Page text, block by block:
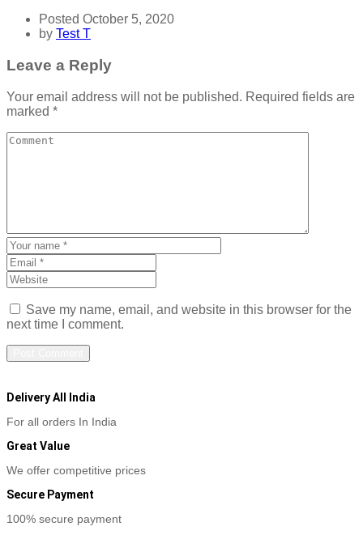
Posted October 5, 2020
by Test T
Leave a Reply
Your email address will not be published. Required fields are
marked *
Save my name, email, and website in this browser for the
next time I comment.
Delivery All India
For all orders In India
Great Value
We offer competitive prices
Secure Payment
100% secure payment